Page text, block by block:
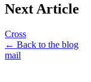
Next Article
Cross
← Back to the blog
mail